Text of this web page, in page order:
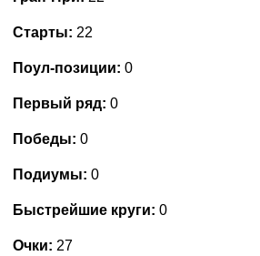
Старты: 22
Поул-позиции: 0
Первый ряд: 0
Победы: 0
Подиумы: 0
Быстрейшие круги: 0
Очки: 27